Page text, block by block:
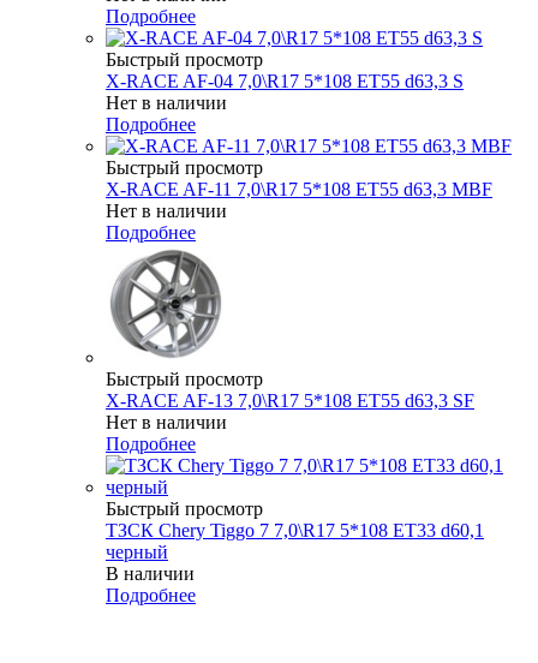
Подробнее
Быстрый просмотр
X-RACE AF-04 7,0\R17 5*108 ET55 d63,3 S
Нет в наличии
Подробнее
Быстрый просмотр
X-RACE AF-11 7,0\R17 5*108 ET55 d63,3 MBF
Нет в наличии
Подробнее
Быстрый просмотр
X-RACE AF-13 7,0\R17 5*108 ET55 d63,3 SF
Нет в наличии
Подробнее
Быстрый просмотр
ТЗСК Chery Tiggo 7 7,0\R17 5*108 ET33 d60,1
черный
В наличии
Подробнее